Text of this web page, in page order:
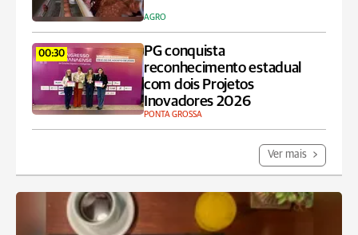
AGRO
00:30
PG conquista
reconhecimento estadual
com dois Projetos
Inovadores 2026
PONTA GROSSA
Ver mais